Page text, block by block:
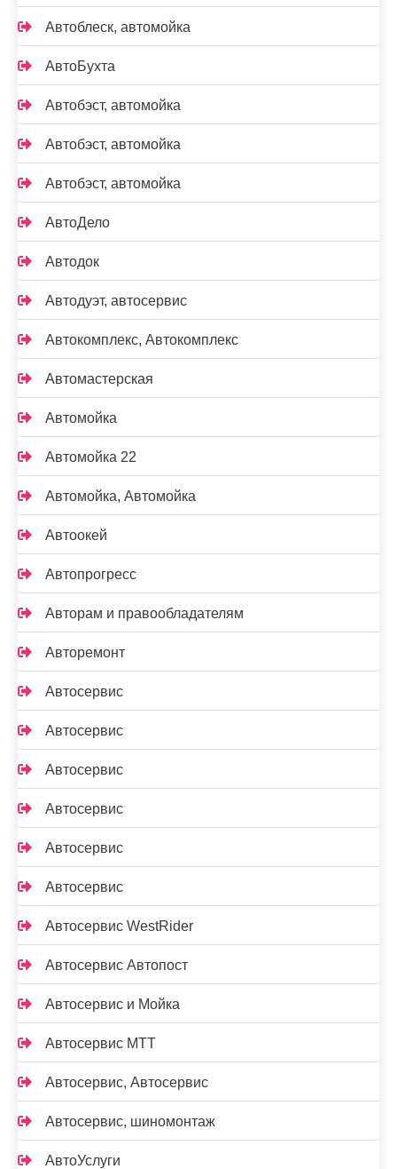
Автоблеск, автомойка
АвтоБухта
Автобэст, автомойка
Автобэст, автомойка
Автобэст, автомойка
АвтоДело
Автодок
Автодуэт, автосервис
Автокомплекс, Автокомплекс
Автомастерская
Автомойка
Автомойка 22
Автомойка, Автомойка
Автоокей
Автопрогресс
Авторам и правообладателям
Авторемонт
Автосервис
Автосервис
Автосервис
Автосервис
Автосервис
Автосервис
Автосервис WestRider
Автосервис Автопост
Автосервис и Мойка
Автосервис МТТ
Автосервис, Автосервис
Автосервис, шиномонтаж
АвтоУслуги